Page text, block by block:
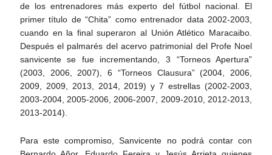
de los entrenadores más experto del fútbol nacional. El
primer título de “Chita” como entrenador data 2002-2003,
cuando en la final superaron al Unión Atlético Maracaibo.
Después el palmarés del acervo patrimonial del Profe Noel
sanvicente se fue incrementando, 3 “Torneos Apertura”
(2003, 2006, 2007), 6 “Torneos Clausura” (2004, 2006,
2009, 2009, 2013, 2014, 2019) y 7 estrellas (2002-2003,
2003-2004, 2005-2006, 2006-2007, 2009-2010, 2012-2013,
2013-2014).
Para este compromiso, Sanvicente no podrá contar con